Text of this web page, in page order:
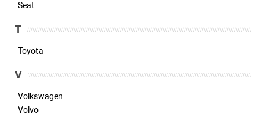
Seat
T
Toyota
V
Volkswagen
Volvo